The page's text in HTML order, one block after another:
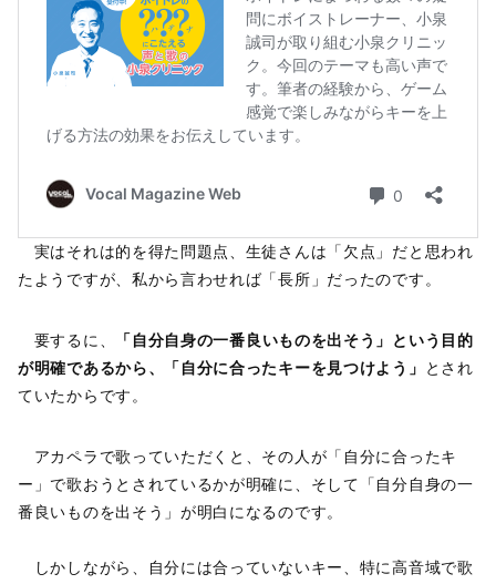
実はそれは的を得た問題点、生徒さんは「欠点」だと思われ
たようですが、私から言わせれば「長所」だったのです。
要するに、
「自分自身の一番良いものを出そう」という目的
が明確であるから、「自分に合ったキーを見つけよう」
とされ
ていたからです。
アカペラで歌っていただくと、その人が「自分に合ったキ
ー」で歌おうとされているかが明確に、そして「自分自身の一
番良いものを出そう」が明白になるのです。
しかしながら、自分には合っていないキー、特に高音域で歌